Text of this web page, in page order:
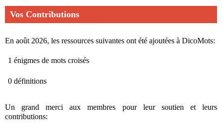
Vos Contributions
En août 2026, les ressources suivantes ont été ajoutées à DicoMots:
1 énigmes de mots croisés
0 définitions
Un grand merci aux membres pour leur soutien et leurs
contributions: